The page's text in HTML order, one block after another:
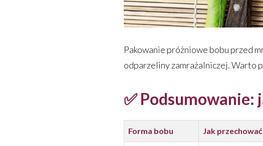
Pakowanie próżniowe bobu przed
odparzeliny zamrażalniczej. Warto
✅ Podsumowanie:
Forma bobu Jak